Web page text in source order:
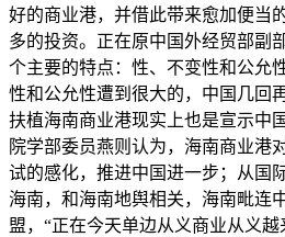
好的商业港，并借此带来愈加便当
多的投资。正在原中国外经贸部副
个主要的特点：性、不变性和公允
性和公允性遭到很大的，中国几回
扶植海南商业港现实上也是宣示中
院学部委员燕则认为，海南商业港
试的感化，推进中国进一步；从国
海南，和海南地舆相关，海南毗连
盟，“正在今天单边从义商业从义